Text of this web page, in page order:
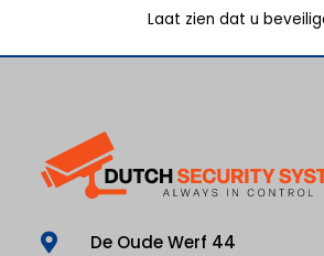
Laat zien dat u
De Oude Werf 44